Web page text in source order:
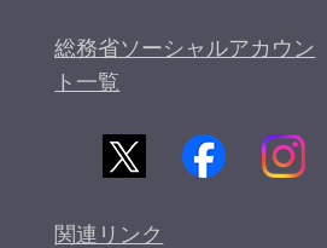
総務省ソーシャルアカウン
ト一覧
関連リンク